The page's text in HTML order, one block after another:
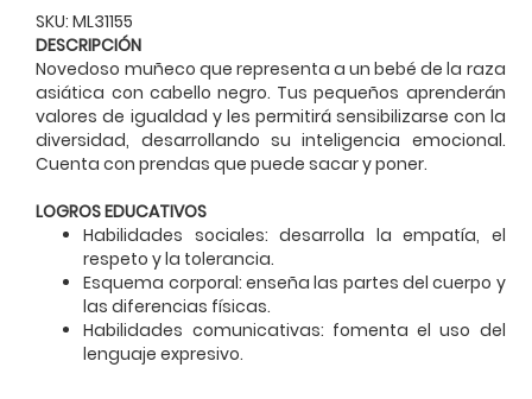
SKU: ML31155
DESCRIPCIÓN
Novedoso muñeco que representa a un bebé de la raza
asiática con cabello negro. Tus pequeños aprenderán
valores de igualdad y les permitirá sensibilizarse con la
diversidad, desarrollando su inteligencia emocional.
Cuenta con prendas que puede sacar y poner.
LOGROS EDUCATIVOS
Habilidades sociales: desarrolla la empatía, el
respeto y la tolerancia.
Esquema corporal: enseña las partes del cuerpo y
las diferencias físicas.
Habilidades comunicativas: fomenta el uso del
lenguaje expresivo.